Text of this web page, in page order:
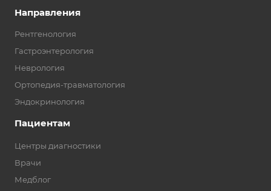
Направления
Рентгенология
Гастроэнтерология
Неврология
Ортопедия-травматология
Эндокринология
Пациентам
Центры диагностики
Врачи
Медблог